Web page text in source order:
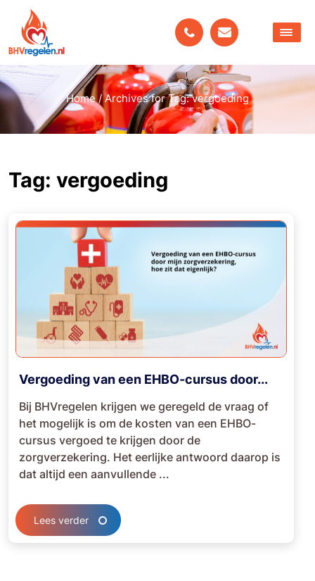
Home/Archives for Tag: vergoeding
Tag: vergoeding
Vergoeding van een EHBO-cursus door...
Bij BHVregelen krijgen we geregeld de vraag of
het mogelijk is om de kosten van een EHBO-
cursus vergoed te krijgen door de
zorgverzekering. Het eerlijke antwoord daarop is
dat altijd een aanvullende ...
Lees verder